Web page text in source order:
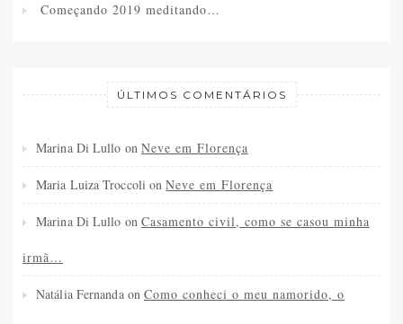
Começando 2019 meditando…
ÚLTIMOS COMENTÁRIOS
Marina Di Lullo on Neve em Florença
Maria Luiza Troccoli onNeve em Florença
Marina Di Lullo on Casamento civil, como se casou minha
irmã…
Natália FernandaonComo conheci o meu namorido, o